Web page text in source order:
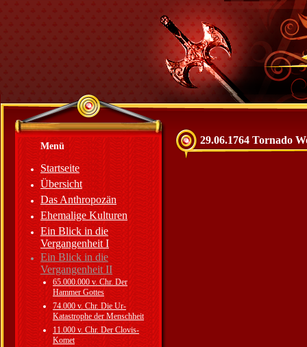
Menü
Startseite
Übersicht
Das Anthropozän
Ehemalige Kulturen
Ein Blick in die
Vergangenheit I
Ein Blick in die
Vergangenheit II
65.000.000 v. Chr. Der
Hammer Gottes
74.000 v. Chr. Die Ur-
Katastrophe der Menschheit
11.000 v. Chr. Der Clovis-
Komet
29.06.1764 Tornado